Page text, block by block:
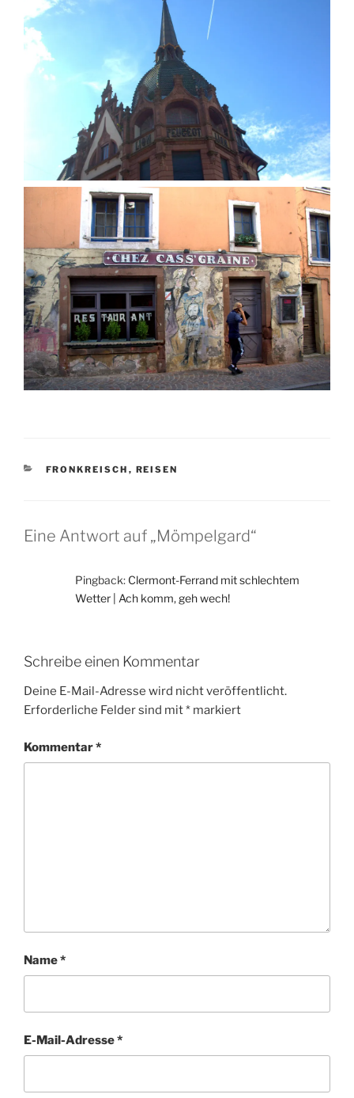
KATEGORIEN
FRONKREISCH , REISEN
Eine Antwort auf „Mömpelgard“
Pingback: Clermont-Ferrand mit schlechtem
Wetter | Ach komm, geh wech!
Schreibe einen Kommentar
Deine E-Mail-Adresse wird nicht veröffentlicht.
Erforderliche Felder sind mit* markiert
Kommentar*
Name*
E-Mail-Adresse*